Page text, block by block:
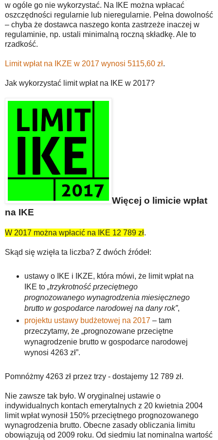
w ogóle go nie wykorzystać. Na IKE można wpłacać
oszczędności regularnie lub nieregularnie. Pełna dowolność
– chyba że dostawca naszego konta zastrzeże inaczej w
regulaminie, np. ustali minimalną roczną składkę. Ale to
rzadkość.
Limit wpłat na IKZE w 2017 wynosi 5115,60 zł.
Jak wykorzystać limit wpłat na IKE w 2017?
Więcej o limicie wpłat
na IKE
W 2017 można wpłacić na IKE 12 789 zł.
Skąd się wzięła ta liczba? Z dwóch źródeł:
ustawy o IKE i IKZE, która mówi, że limit wpłat na
IKE to „trzykrotność przeciętnego
prognozowanego wynagrodzenia miesięcznego
brutto w gospodarce narodowej na dany rok”,
projektu ustawy budżetowej na 2017 – tam
przeczytamy, że „prognozowane przeciętne
wynagrodzenie brutto w gospodarce narodowej
wynosi 4263 zł”.
Pomnóżmy 4263 zł przez trzy - dostajemy 12 789 zł.
Nie zawsze tak było. W oryginalnej ustawie o
indywidualnych kontach emerytalnych z 20 kwietnia 2004
limit wpłat wynosił 150% przeciętnego prognozowanego
wynagrodzenia brutto. Obecne zasady obliczania limitu
obowiązują od 2009 roku. Od siedmiu lat nominalna wartość